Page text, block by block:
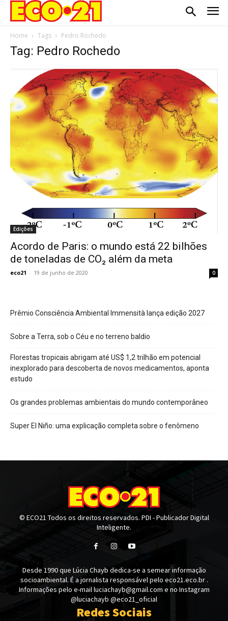
Home Tags Pedro Rochedo
Tag: Pedro Rochedo
Edições
Acordo de Paris: o mundo está 22 bilhões
de toneladas de CO₂ além da meta
eco21 - 19 de junho de 2020 0
Prêmio Consciência Ambiental Immensità lança edição 2027
Sobre a Terra, sob o Céu e no terreno baldio
Florestas tropicais abrigam até US$ 1,2 trilhão em potencial
inexplorado para descoberta de novos medicamentos, aponta
estudo
Os grandes problemas ambientais do mundo contemporâneo
Super El Niño: uma explicação completa sobre o fenômeno
© ECO21 Todos os direitos reservados. PDI - Publicador Digital
Inteligente.
Desde 1990 que Lúcia Chayb dedica-se a semear informação
socioambiental. É a jornalista responsável pelo eco21.eco.br .
Informações pelo e-mail luciachayb@gmail.com e no Instagram
@luciachayb @eco21_oficial
Redes Sociais